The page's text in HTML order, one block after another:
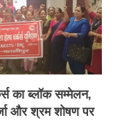
का ब्लॉक सम्मेलन,
और श्रम शोषण पर